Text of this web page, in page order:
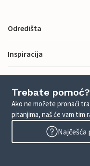
Odredišta
Inspiracija
Trebate pomoć?
Ako ne možete pronaći
pitanjima, naš će vam tim